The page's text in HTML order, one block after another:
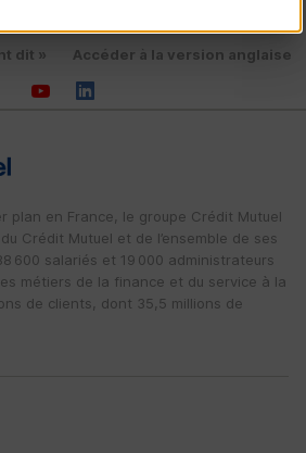
dit »
Accéder à la version anglaise
plan en France, le groupe Crédit Mutuel
Crédit Mutuel et de l’ensemble de ses
600 salariés et 19 000 administrateurs
métiers de la finance et du service à la
de clients, dont 35,5 millions de